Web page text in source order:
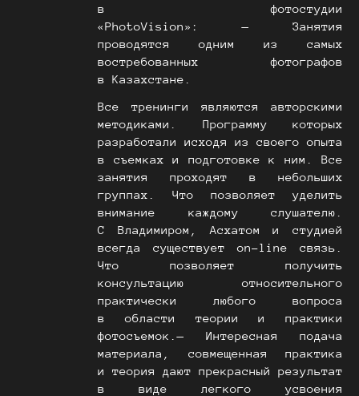
в фотостудии
«PhotoVision»: — Занятия
проводятся одним из самых
востребованных фотографов
в Казахстане.
Все тренинги являются авторскими
методиками. Программу которых
разработали исходя из своего опыта
в съемках и подготовке к ним. Все
занятия проходят в небольших
группах. Что позволяет уделить
внимание каждому слушателю.
С Владимиром, Асхатом и студией
всегда существует on-line связь.
Что позволяет получить
консультацию относительного
практически любого вопроса
в области теории и практики
фотосъемок.— Интересная подача
материала, совмещенная практика
и теория дают прекрасный результат
в виде легкого усвоения